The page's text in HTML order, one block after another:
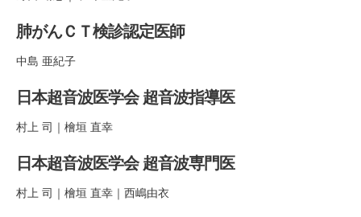
肺がんＣＴ検診認定医師
中島 亜紀子
日本超音波医学会 超音波指導医
村上 司｜檜垣 直幸
日本超音波医学会 超音波専門医
村上 司｜檜垣 直幸｜西嶋由衣